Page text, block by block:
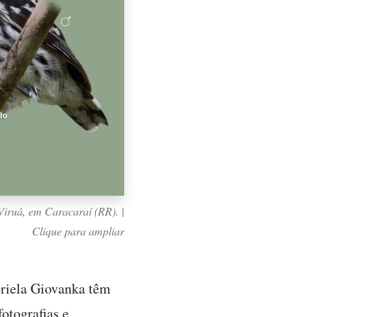
em Caracaraí (RR). |
Clique para ampliar
Giovanka têm
e